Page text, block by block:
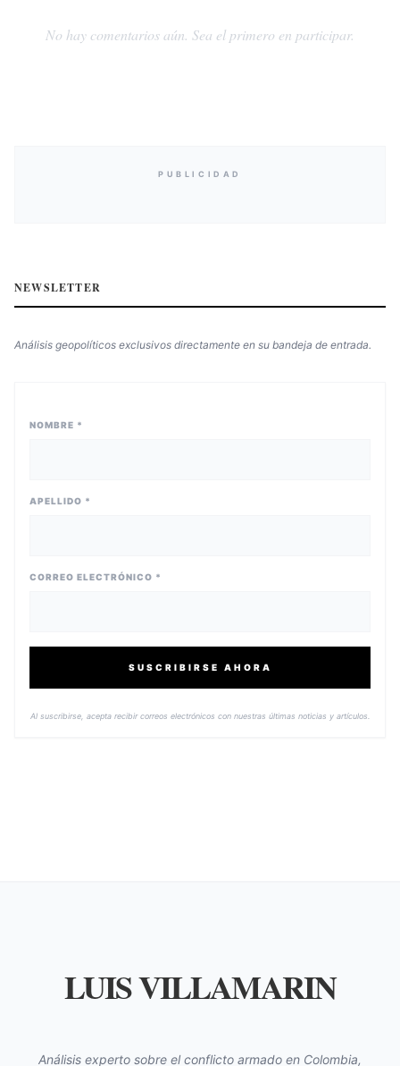
No hay comentarios aún. Sea el primero en participar.
PUBLICIDAD
NEWSLETTER
Análisis geopolíticos exclusivos directamente en su bandeja de entrada.
NOMBRE *
APELLIDO *
CORREO ELECTRÓNICO *
SUSCRIBIRSE AHORA
Al suscribirse, acepta recibir correos electrónicos con nuestras últimas noticias y artículos.
LUIS VILLAMARIN
Análisis experto sobre el conflicto armado en Colombia,